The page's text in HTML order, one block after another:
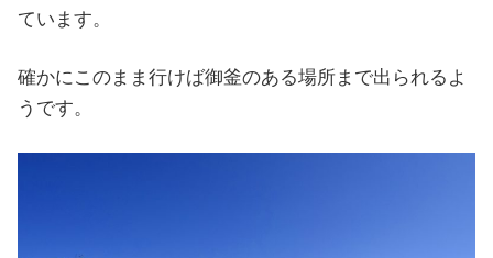
ています。
確かにこのまま行けば御釜のある場所まで出られるよ
うです。